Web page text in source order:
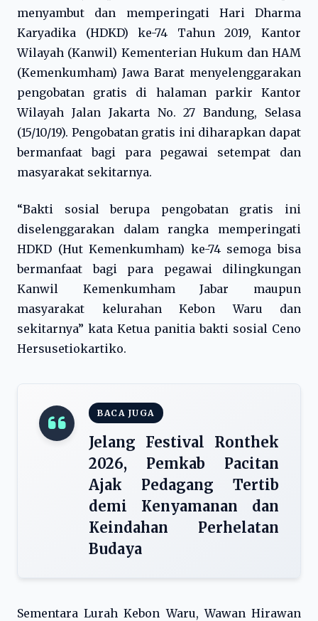
menyambut dan memperingati Hari Dharma
Karyadika (HDKD) ke-74 Tahun 2019, Kantor
Wilayah (Kanwil) Kementerian Hukum dan HAM
(Kemenkumham) Jawa Barat menyelenggarakan
pengobatan gratis di halaman parkir Kantor
Wilayah Jalan Jakarta No. 27 Bandung, Selasa
(15/10/19). Pengobatan gratis ini diharapkan dapat
bermanfaat bagi para pegawai setempat dan
masyarakat sekitarnya.
“Bakti sosial berupa pengobatan gratis ini
diselenggarakan dalam rangka memperingati
HDKD (Hut Kemenkumham) ke-74 semoga bisa
bermanfaat bagi para pegawai dilingkungan
Kanwil Kemenkumham Jabar maupun
masyarakat kelurahan Kebon Waru dan
sekitarnya” kata Ketua panitia bakti sosial Ceno
Hersusetiokartiko.
BACA JUGA
Jelang Festival Ronthek
2026, Pemkab Pacitan
Ajak Pedagang Tertib
demi Kenyamanan dan
Keindahan Perhelatan
Budaya
Sementara Lurah Kebon Waru, Wawan Hirawan